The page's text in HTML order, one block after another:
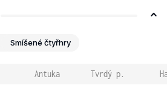
Smíšené čtyřhry
Antuka Tvrdý p.